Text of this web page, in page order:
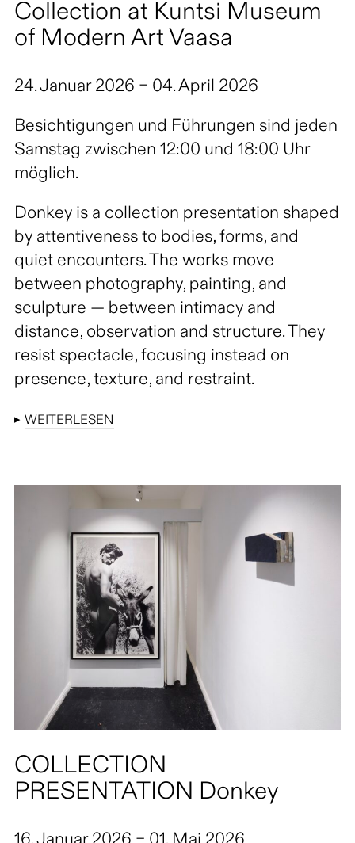
Collection at Kuntsi Museum
of Modern Art Vaasa
24. Januar 2026 – 04. April 2026
Besichtigungen und Führungen sind jeden
Samstag zwischen 12:00 und 18:00 Uhr
möglich.
Donkey is a collection presentation shaped
by attentiveness to bodies, forms, and
quiet encounters. The works move
between photography, painting, and
sculpture — between intimacy and
distance, observation and structure. They
resist spectacle, focusing instead on
presence, texture, and restraint.
▸ WEITERLESEN
COLLECTION
PRESENTATION Donkey